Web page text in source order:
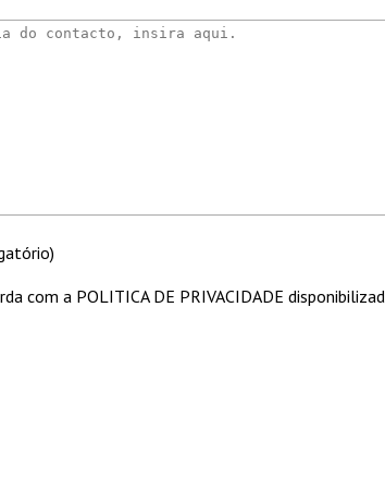
com a POLITICA DE PRIVACIDADE